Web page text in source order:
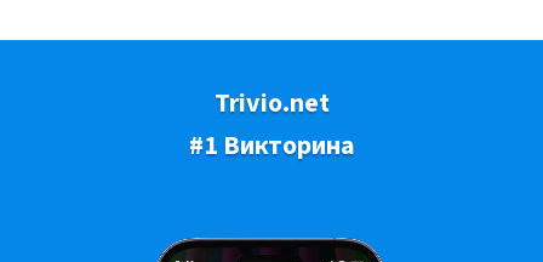
Trivio.net
#1 Викторина